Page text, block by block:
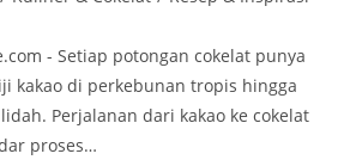
- Setiap potongan cokelat punya
kakao di perkebunan tropis hingga
Perjalanan dari kakao ke cokelat
proses…